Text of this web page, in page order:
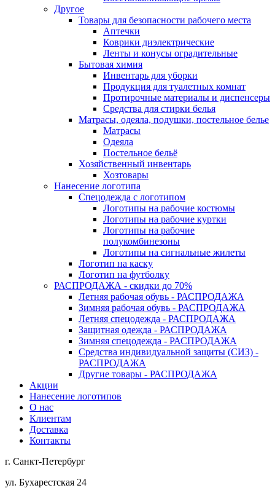
Другое
Товары для безопасности рабочего места
Аптечки
Коврики диэлектрические
Ленты и конусы оградительные
Бытовая химия
Инвентарь для уборки
Продукция для туалетных комнат
Протирочные материалы и диспенсеры
Средства для стирки белья
Матрасы, одеяла, подушки, постельное белье
Матрасы
Одеяла
Постельное бельё
Хозяйственный инвентарь
Хозтовары
Нанесение логотипа
Спецодежда с логотипом
Логотипы на рабочие костюмы
Логотипы на рабочие куртки
Логотипы на рабочие
полукомбинезоны
Логотипы на сигнальные жилеты
Логотип на каску
Логотип на футболку
РАСПРОДАЖА - скидки до 70%
Летняя рабочая обувь - РАСПРОДАЖА
Зимняя рабочая обувь - РАСПРОДАЖА
Летняя спецодежда - РАСПРОДАЖА
Защитная одежда - РАСПРОДАЖА
Зимняя спецодежда - РАСПРОДАЖА
Средства индивидуальной защиты (СИЗ) -
РАСПРОДАЖА
Другие товары - РАСПРОДАЖА
Акции
Нанесение логотипов
О нас
Клиентам
Доставка
Контакты
г. Санкт-Петербург
ул. Бухарестская 24